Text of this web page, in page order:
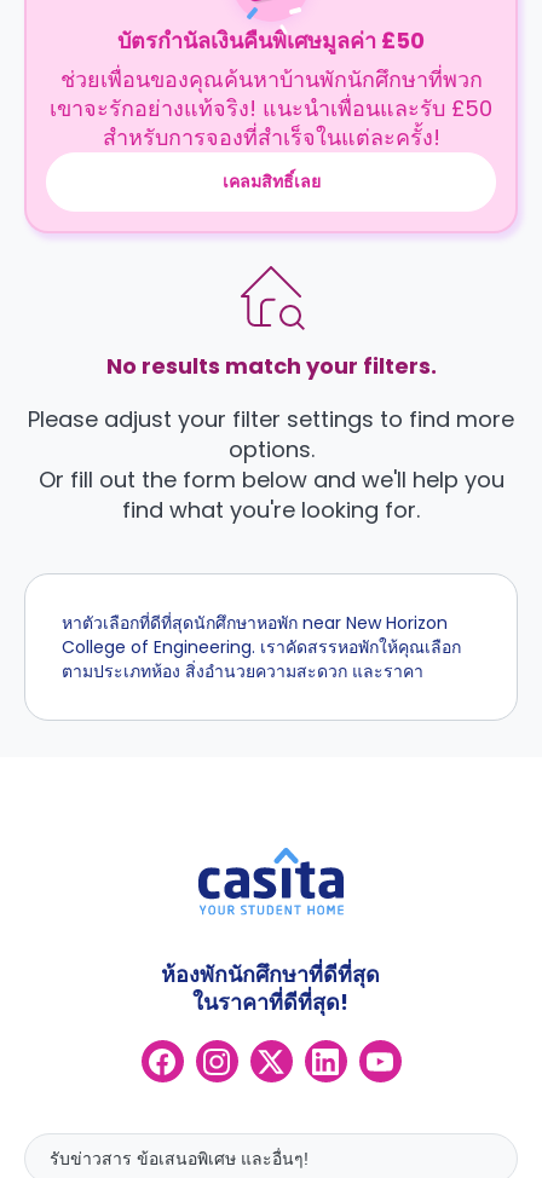
บัตรกำนัลเงินคืนพิเศษมูลค่า £50
ช่วยเพื่อนของคุณค้นหาบ้านพักนักศึกษาที่พวก
เขาจะรักอย่างแท้จริง! แนะนำเพื่อนและรับ £50
สำหรับการจองที่สำเร็จในแต่ละครั้ง!
เคลมสิทธิ์เลย
No results match your filters.
Please adjust your filter settings to find more
options.
Or fill out the form below and we'll help you
find what you're looking for.
หาตัวเลือกที่ดีที่สุดนักศึกษาหอพัก near New Horizon
College of Engineering. เราคัดสรรหอพักให้คุณเลือก
ตามประเภทห้อง สิ่งอำนวยความสะดวก และราคา
ห้องพักนักศึกษาที่ดีที่สุด
ในราคาที่ดีที่สุด!